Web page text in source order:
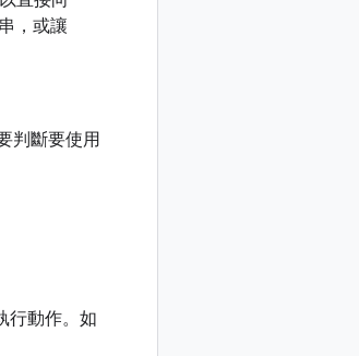
，或讓
判斷要使用
行動作。如